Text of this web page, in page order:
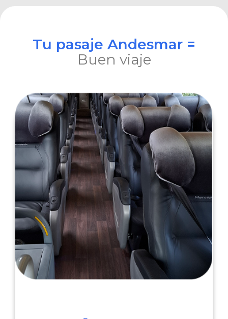
Tu pasaje Andesmar =
Buen viaje